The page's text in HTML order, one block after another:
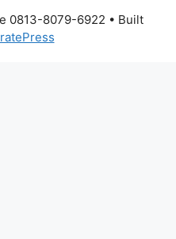
0813-8079-6922 • Built